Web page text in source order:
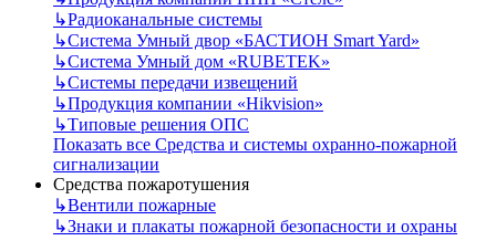
↳Радиоканальные системы
↳Система Умный двор «БАСТИОН Smart Yard»
↳Система Умный дом «RUBETEK»
↳Системы передачи извещений
↳Продукция компании «Hikvision»
↳Типовые решения ОПС
Показать все Средства и системы охранно-пожарной
сигнализации
Средства пожаротушения
↳Вентили пожарные
↳Знаки и плакаты пожарной безопасности и охраны